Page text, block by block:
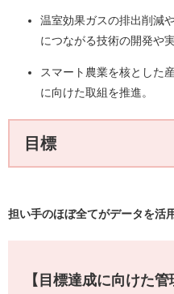
温室効果ガスの排出削減
につながる技術の開発や
スマート農業を核とした
に向けた取組を推進。
目標
担い手のほぼ全てがデータを活
【目標達成に向けた管